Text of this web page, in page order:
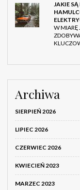
JAKIE
W MIARĘ
Archiwa
SIERPIEŃ 2026
LIPIEC 2026
CZERWIEC 2026
KWIECIEŃ 2023
MARZEC 2023